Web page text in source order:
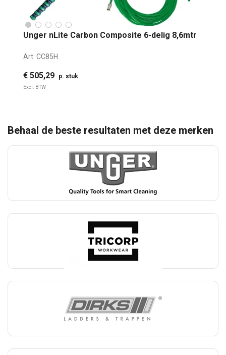
Unger nLite Carbon Composite 6-delig 8,6mtr
Art: CC85H
€ 505,29 p. stuk
Excl. BTW
Behaal de beste resultaten met deze merken